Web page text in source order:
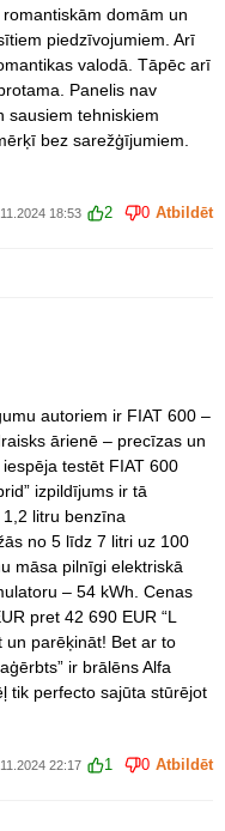
domām un
piedzīvojumiem. Arī
valodā. Tāpēc arī
Panelis nav
sausiem tehniskiem
bez sarežģījumiem.
18:53 2 0 Atbildēt
autoriem ir FIAT 600 –
ārienē – precīzas un
testēt FIAT 600
izpildījums ir tā
1,2 litru benzīna
no 5 līdz 7 litri uz 100
māsa pilnīgi elektriskā
– 54 kWh. Cenas
pret 42 690 EUR “L
un parēķināt! Bet ar to
ir brālēns Alfa
tik perfecto sajūta stūrējot
22:17 1 0 Atbildēt